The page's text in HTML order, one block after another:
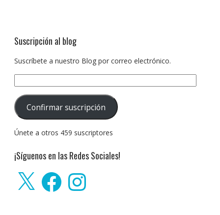
Suscripción al blog
Suscríbete a nuestro Blog por correo electrónico.
correo
electrónico:
Confirmar suscripción
Únete a otros 459 suscriptores
¡Síguenos en las Redes Sociales!
FacebookInstagram